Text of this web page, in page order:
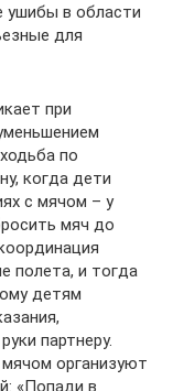
ушибы в области
для
при
по
когда дети
с мячом – у
мяч до
полета, и тогда
детям
партнеру.
организуют
«Попади в